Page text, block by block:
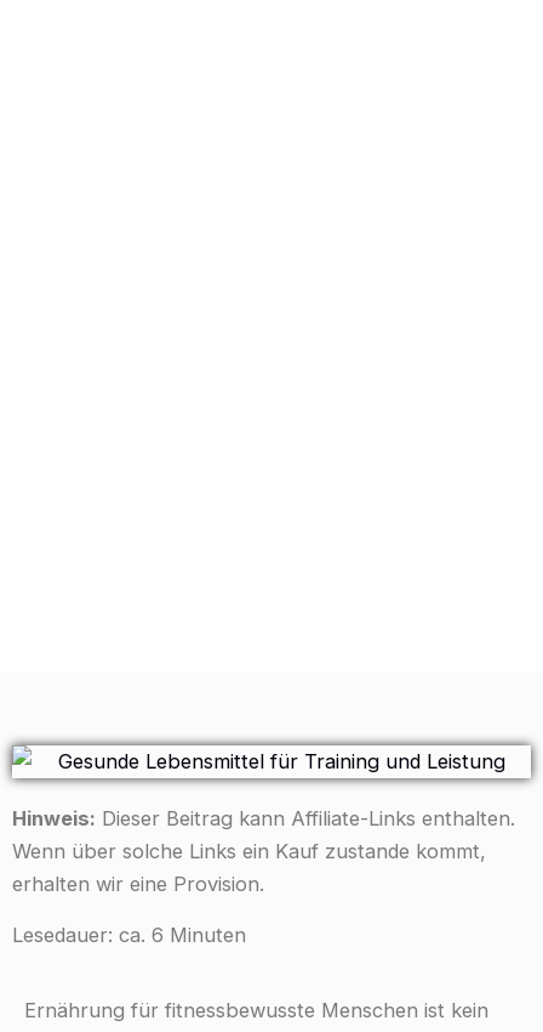
Hinweis: Dieser Beitrag kann Affiliate-Links enthalten.
Wenn über solche Links ein Kauf zustande kommt,
erhalten wir eine Provision.
Lesedauer: ca. 6 Minuten
Ernährung für fitnessbewusste Menschen ist kein